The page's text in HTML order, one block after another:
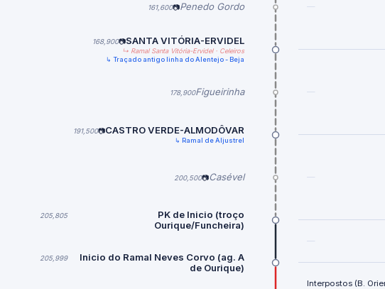
161,600📷Penedo Gordo
168,900📷SANTA VITÓRIA-ERVIDEL
↳ Ramal Santa Vitória-Ervidel · Celeiros
↳ Traçado antigo linha do Alentejo - Beja
178,900Figueirinha
191,500📷CASTRO VERDE-ALMODÔVAR
↳ Ramal de Aljustrel
200,500📷Casével
205,805
PK de Inicio (troço
Ourique/Funcheira)
205,999
Inicio do Ramal Neves Corvo (ag. A
de Ourique)
—
—
—
—
Interpostos (B.